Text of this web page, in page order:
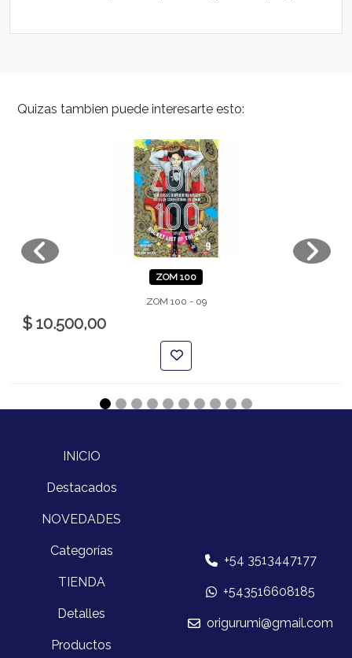
Quizas tambien puede interesarte esto:
ZOM 100
ZOM 100 - 09
$ 10.500,00
INICIO
Destacados
NOVEDADES
Categorías
TIENDA
Detalles
Productos
+54 3513447177
+543516608185
origurumi@gmail.com